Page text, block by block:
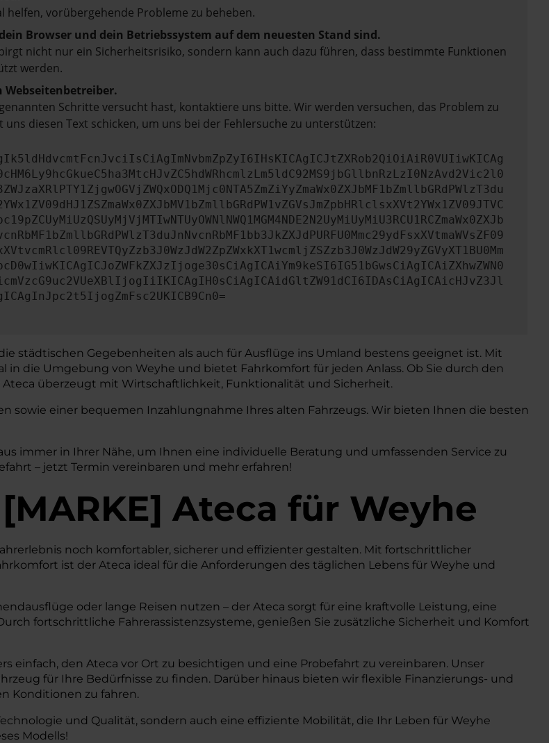
helfen, vorübergehende Probleme zu beheben.
Browser und dein Betriebssystem auf dem neuesten Stand sind.
nicht nur ein Sicherheitsrisiko, sondern kann auch dazu führen, dass bestimmte Funktionen
werden.
Webseitenbetreiber.
Schritte versucht hast, kontaktiere uns bitte. Wir werden versuchen, das Problem zu
uns diesen Text schicken, um uns bei der Fehlersuche zu unterstützen:
städtischen Gegebenheiten als auch für Ausflüge ins Umland bestens geeignet ist. Mit
in die Umgebung von Weyhe und bietet Fahrkomfort für jeden Anlass. Ob Sie durch den
überzeugt mit Wirtschaftlichkeit, Funktionalität und Sicherheit.
sowie einer bequemen Inzahlungnahme Ihres alten Fahrzeugs. Wir bieten Ihnen die besten
immer in Ihrer Nähe, um Ihnen eine individuelle Beratung und umfassenden Service zu
– jetzt Termin vereinbaren und mehr erfahren!
[MARKE] Ateca für Weyhe
noch komfortabler, sicherer und effizienter gestalten. Mit fortschrittlicher
ist der Ateca ideal für die Anforderungen des täglichen Lebens für Weyhe und
oder lange Reisen nutzen – der Ateca sorgt für eine kraftvolle Leistung, eine
fortschrittliche Fahrerassistenzsysteme, genießen Sie zusätzliche Sicherheit und Komfort
einfach, den Ateca vor Ort zu besichtigen und eine Probefahrt zu vereinbaren. Unser
für Ihre Bedürfnisse zu finden. Darüber hinaus bieten wir flexible Finanzierungs- und
Konditionen zu fahren.
und Qualität, sondern auch eine effiziente Mobilität, die Ihr Leben für Weyhe
Modells!